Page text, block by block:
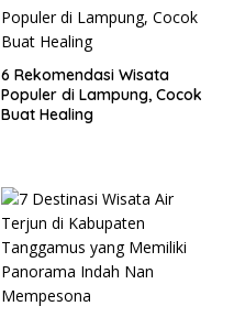
6 Rekomendasi Wisata
Populer di Lampung, Cocok
Buat Healing